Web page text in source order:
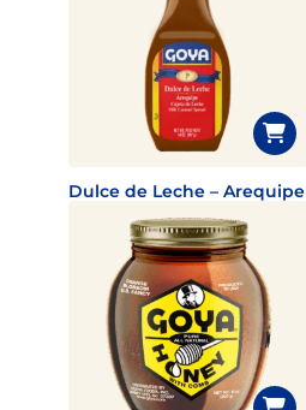
Dulce de Leche – Arequipe